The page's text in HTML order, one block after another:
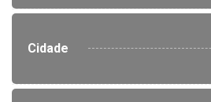
Cidade